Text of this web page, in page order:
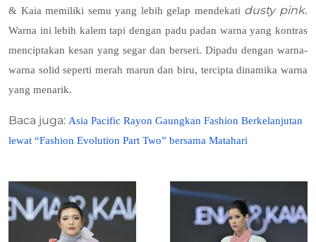
& Kaia memiliki semu yang lebih gelap mendekati dusty pink.
Warna ini lebih kalem tapi dengan padu padan warna yang kontras
menciptakan kesan yang segar dan berseri. Dipadu dengan warna-
warna solid seperti merah marun dan biru, tercipta dinamika warna
yang menarik.
Baca juga: Asia Pacific Rayon Gaungkan Fashion Berkelanjutan
lewat “Fashion Evolution Part Two” bersama Matahari